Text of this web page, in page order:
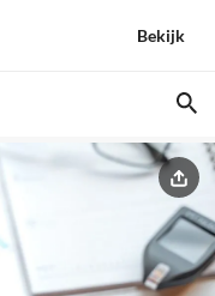
Bekijk